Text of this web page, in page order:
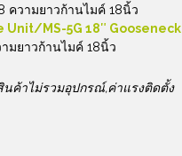
ความยาวก้านไมค์ 18นิ้ว
Unit/MS-5G 18″ Gooseneck
มยาวก้านไมค์ 18นิ้ว
นค้าไม่รวมอุปกรณ์,ค่าแรงติดตั้ง